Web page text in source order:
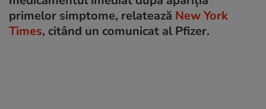
primelor simptome, relatează New York
Times, citând un comunicat al Pfizer.